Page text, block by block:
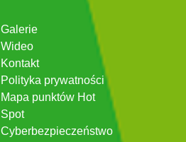
Galerie
Wideo
Kontakt
Polityka prywatności
Mapa punktów Hot
Spot
Cyberbezpieczeństwo